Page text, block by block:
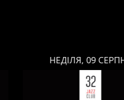
НЕДІЛЯ, 09